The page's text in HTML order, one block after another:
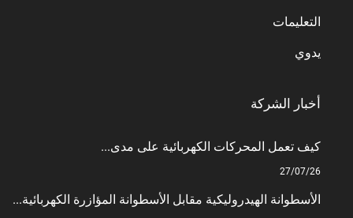
التعليمات
يدوي
أخبار الشركة
كيف تعمل المحركات الكهربائية على مدى...
27/07/26
الأسطوانة الهيدروليكية مقابل الأسطوانة المؤازرة الكهربائية...